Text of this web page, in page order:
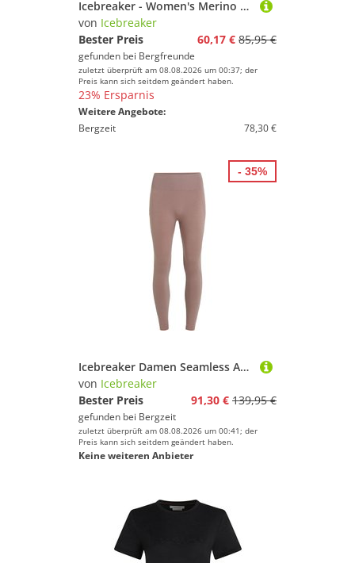
Icebreaker - Women's Merino 150 Tech Lite S/S Bird Transit - Merinoshirt Gr XS grau
von Icebreaker
Bester Preis
60,17 € 85,95 €
gefunden bei Bergfreunde
zuletzt überprüft am 08.08.2026 um 00:37; der
Preis kann sich seitdem geändert haben.
23% Ersparnis
Weitere Angebote:
Bergzeit
78,30 €
Icebreaker Damen Seamless Active 25" Tights
von Icebreaker
Bester Preis
91,30 € 139,95 €
gefunden bei Bergzeit
zuletzt überprüft am 08.08.2026 um 00:41; der
Preis kann sich seitdem geändert haben.
Keine weiteren Anbieter
- 35%